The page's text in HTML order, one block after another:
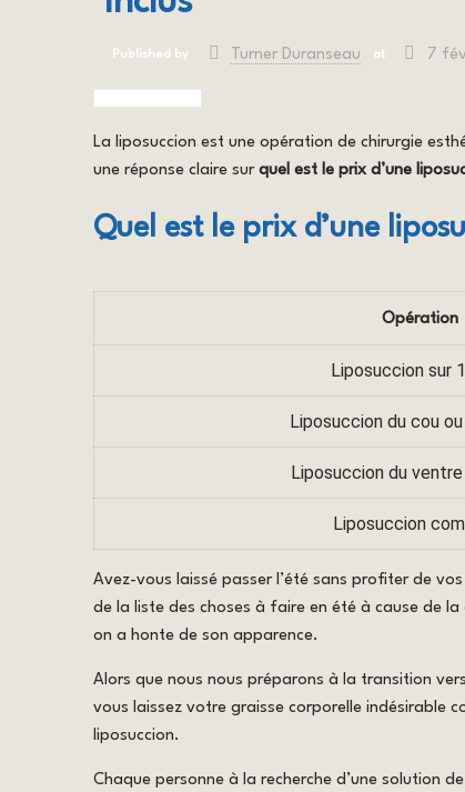
Published by Turner Duranseau at 7
La liposuccion est une opération de chirurgie
une réponse claire sur quel est le prix d’une
Quel est le prix d’une
Opération
Liposuccion sur
Liposuccion du cou
Liposuccion du
Liposuccion
Avez-vous laissé passer l’été sans profiter de
de la liste des choses à faire en été à cause de
on a honte de son apparence.
Alors que nous nous préparons à la transition
vous laissez votre graisse corporelle indésirable
liposuccion.
Chaque personne à la recherche d’une solution